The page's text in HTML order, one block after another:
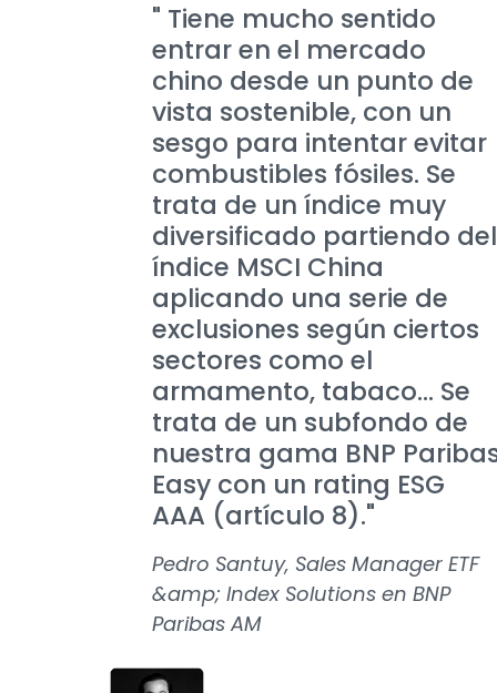
" Tiene mucho sentido
entrar en el mercado
chino desde un punto de
vista sostenible, con un
sesgo para intentar evitar
combustibles fósiles. Se
trata de un índice muy
diversificado partiendo del
índice MSCI China
aplicando una serie de
exclusiones según ciertos
sectores como el
armamento, tabaco... Se
trata de un subfondo de
nuestra gama BNP
Easy con un rating ESG
AAA (artículo 8)."
Pedro Santuy, Sales Manager ETF
&amp; Index Solutions en BNP
Paribas AM